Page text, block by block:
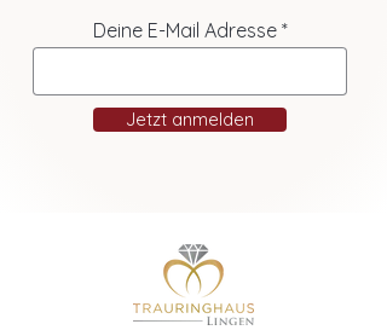
Deine E-Mail Adresse
Jetzt anmelden